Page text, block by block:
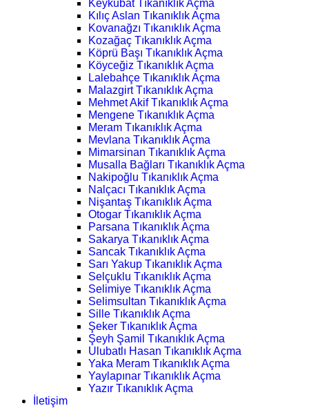
Keykubat Tıkanıklık Açma
Kılıç Aslan Tıkanıklık Açma
Kovanağzı Tıkanıklık Açma
Kozağaç Tıkanıklık Açma
Köprü Başı Tıkanıklık Açma
Köyceğiz Tıkanıklık Açma
Lalebahçe Tıkanıklık Açma
Malazgirt Tıkanıklık Açma
Mehmet Akif Tıkanıklık Açma
Mengene Tıkanıklık Açma
Meram Tıkanıklık Açma
Mevlana Tıkanıklık Açma
Mimarsinan Tıkanıklık Açma
Musalla Bağları Tıkanıklık Açma
Nakipoğlu Tıkanıklık Açma
Nalçacı Tıkanıklık Açma
Nişantaş Tıkanıklık Açma
Otogar Tıkanıklık Açma
Parsana Tıkanıklık Açma
Sakarya Tıkanıklık Açma
Sancak Tıkanıklık Açma
Sarı Yakup Tıkanıklık Açma
Selçuklu Tıkanıklık Açma
Selimiye Tıkanıklık Açma
Selimsultan Tıkanıklık Açma
Sille Tıkanıklık Açma
Şeker Tıkanıklık Açma
Şeyh Şamil Tıkanıklık Açma
Ulubatlı Hasan Tıkanıklık Açma
Yaka Meram Tıkanıklık Açma
Yaylapınar Tıkanıklık Açma
Yazır Tıkanıklık Açma
İletişim